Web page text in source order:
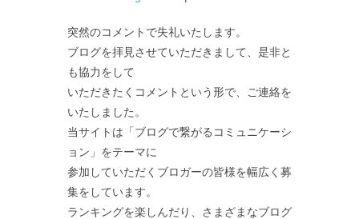
突然のコメントで失礼いたします。
ブログを拝見させていただきまして、是非と
も協力をして
いただきたくコメントという形で、ご連絡を
いたしました。
当サイトは「ブログで繋がるコミュニケーシ
ョン」をテーマに
参加していただくブロガーの皆様を幅広く募
集をしています。
ランキングを楽しんだり、さまざまなブログ